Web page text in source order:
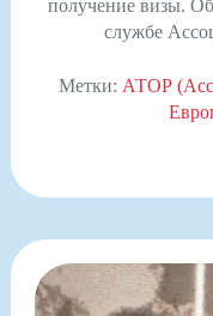
получение визы.
службе
Метки: АТОР